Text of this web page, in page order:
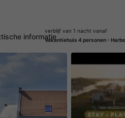
informatie
verblijf van 1 nacht vanaf
Vakantiehuis 4 personen -